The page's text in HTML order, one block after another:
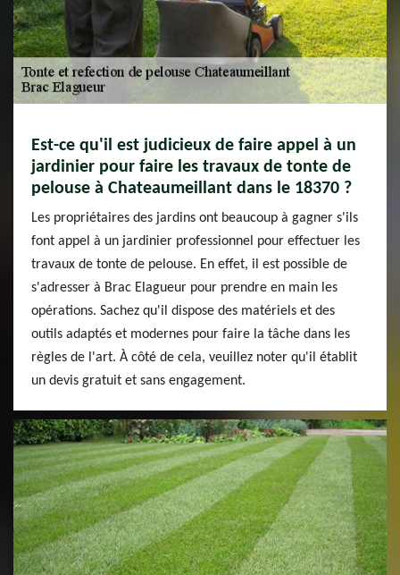
Est-ce qu'il est judicieux de faire appel à un
jardinier pour faire les travaux de tonte de
pelouse à Chateaumeillant dans le 18370 ?
Les propriétaires des jardins ont beaucoup à gagner s'ils
font appel à un jardinier professionnel pour effectuer les
travaux de tonte de pelouse. En effet, il est possible de
s'adresser à Brac Elagueur pour prendre en main les
opérations. Sachez qu'il dispose des matériels et des
outils adaptés et modernes pour faire la tâche dans les
règles de l'art. À côté de cela, veuillez noter qu'il établit
un devis gratuit et sans engagement.